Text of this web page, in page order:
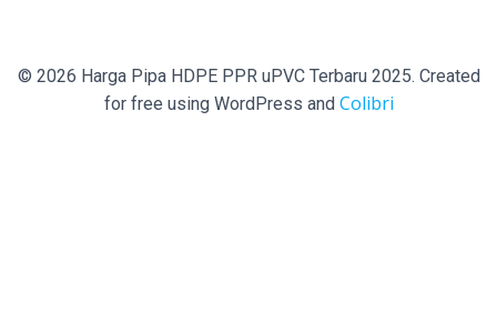
© 2026 Harga Pipa HDPE PPR uPVC Terbaru 2025. Created
for free using WordPress and Colibri